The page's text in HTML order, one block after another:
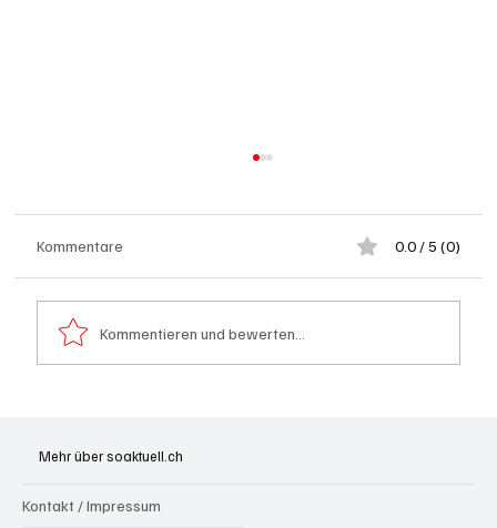
Kommentare 0.0 / 5 (0)
Kommentieren und bewerten...
Mehr über soaktuell.ch
Kontakt / Impressum